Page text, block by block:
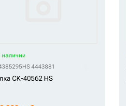
наличии
HS 4443881
СК-40562 HS